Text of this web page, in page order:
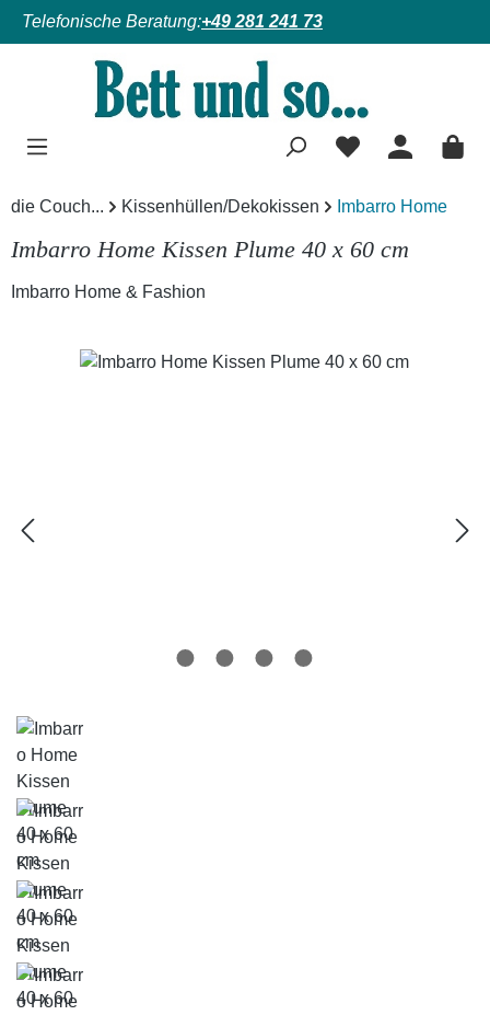
Zum Hauptinhalt springen
Telefonische Beratung:+49 281 241 73
die Couch... Kissenhüllen/Dekokissen Imbarro Home
Imbarro Home Kissen Plume 40 x 60 cm
Imbarro Home & Fashion
Bildergalerie überspringen